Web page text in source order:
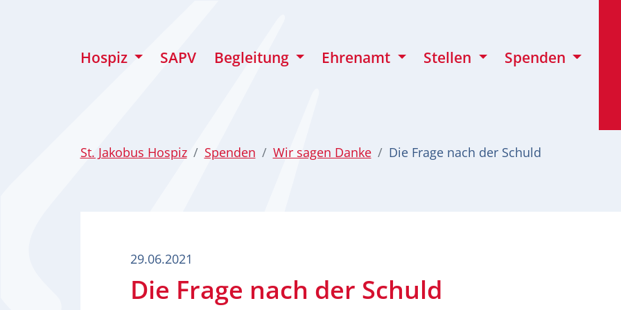
Hospiz SAPV Begleitung Ehrenamt Stellen Spenden
St. Jakobus Hospiz Spenden Wir sagen Danke Die Frage nach der Schuld
29.06.2021
Die Frage nach der Schuld